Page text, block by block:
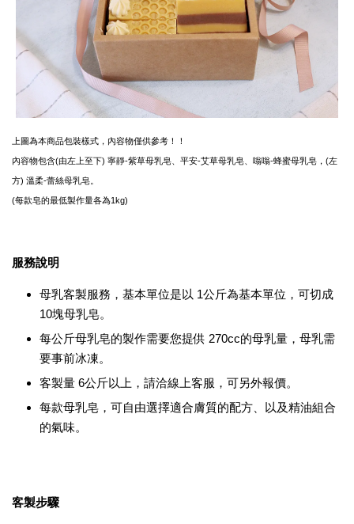
上圖為本商品包裝樣式，內容物僅供參考！！
內容物包含(由左上至下) 寧靜-紫草母乳皂、平安-艾草母乳皂、嗡嗡-蜂蜜母乳皂，(左
方) 溫柔-蕾絲母乳皂。
(每款皂的最低製作量各為1kg)
服務說明
母乳客製服務，基本單位是以 1公斤為基本單位，可切成
10塊母乳皂。
每公斤母乳皂的製作需要您提供 270cc的母乳量，母乳需
要事前冰凍。
客製量 6公斤以上，請洽線上客服，可另外報價。
每款母乳皂，可自由選擇適合膚質的配方、以及精油組合
的氣味。
客製步驟